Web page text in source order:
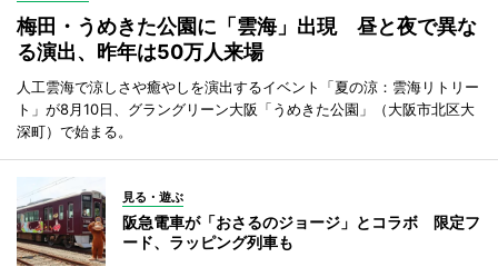
梅田・うめきた公園に「雲海」出現 昼と夜で異な
る演出、昨年は50万人来場
人工雲海で涼しさや癒やしを演出するイベント「夏の涼：雲海リトリー
ト」が8月10日、グラングリーン大阪「うめきた公園」（大阪市北区大
深町）で始まる。
見る・遊ぶ
阪急電車が「おさるのジョージ」とコラボ 限定フ
ード、ラッピング列車も